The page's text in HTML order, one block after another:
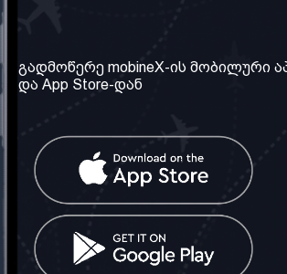
ჩვენ შესახებ
ჩვენი სერვისები
წესები
კითხვები
კონტაქტი
საქართველო: თბილისი
ტელ: 032 2 04 00 50
გადმოწერე mobineX-ის მობილური
და App Store-დან